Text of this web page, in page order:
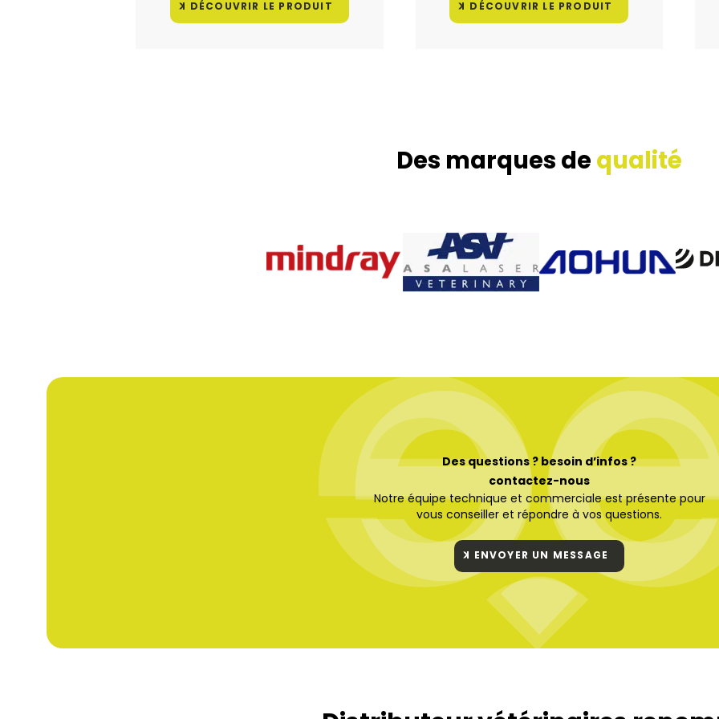
DÉCOUVRIR LE PRODUIT DÉCOUVRIR LE PRODUIT
Des marques de qualité
Des questions ? besoin d’infos ?
contactez-nous
Notre équipe technique et commerciale est présente pour
vous conseiller et répondre à vos questions.
ENVOYER UN MESSAGE